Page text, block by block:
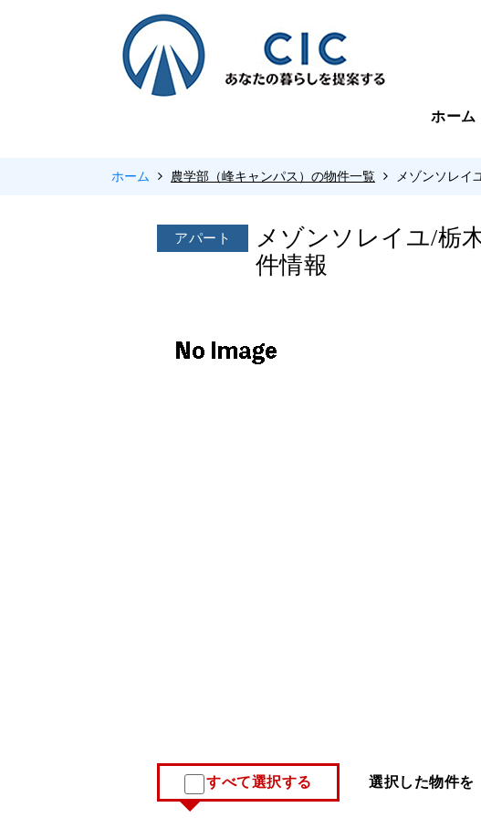
ホーム
ホーム 農学部（峰キャンパス）の物件一覧 メゾンソレイ
アパート
メゾンソレイユ/栃
件情報
すべて選択する 選択した物件を